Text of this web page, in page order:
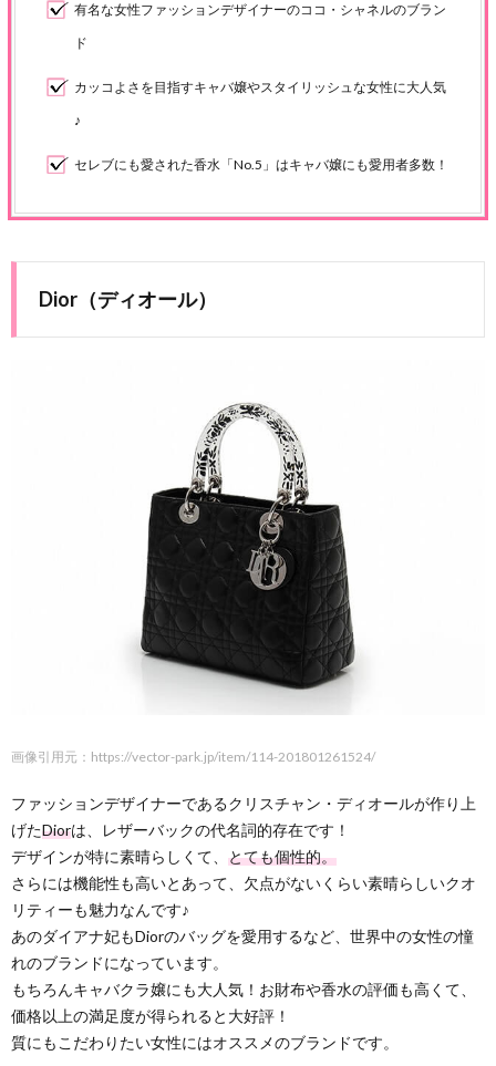
有名な女性ファッションデザイナーのココ・シャネルのブラン
ド
カッコよさを目指すキャバ嬢やスタイリッシュな女性に大人気
♪
セレブにも愛された香水「No.5」はキャバ嬢にも愛用者多数！
Dior（ディオール）
画像引用元：https://vector-park.jp/item/114-201801261524/
ファッションデザイナーであるクリスチャン・ディオールが作り上
げたDiorは、レザーバックの代名詞的存在です！
デザインが特に素晴らしくて、 とても個性的。
さらには機能性も高いとあって、欠点がないくらい素晴らしいクオ
リティーも魅力なんです♪
あのダイアナ妃もDiorのバッグを愛用するなど、世界中の女性の憧
れのブランドになっています。
もちろんキャバクラ嬢にも大人気！お財布や香水の評価も高くて、
価格以上の満足度が得られると大好評！
質にもこだわりたい女性にはオススメのブランドです。